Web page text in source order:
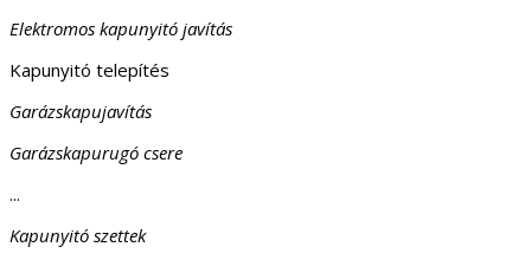
Elektromos kapunyitó javítás
Kapunyitó telepítés
Garázskapujavítás
Garázskapurugó csere
...
Kapunyitó szettek